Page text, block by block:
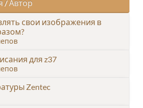
/ Автор
свои изображения в
для z37
Zentec